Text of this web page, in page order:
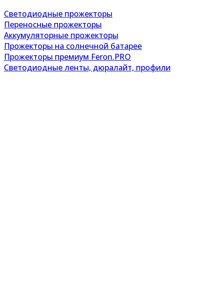
Светодиодные прожекторы
Переносные прожекторы
Аккумуляторные прожекторы
Прожекторы на солнечной батарее
Прожекторы премиум Feron.PRO
Светодиодные ленты, дюралайт, профили